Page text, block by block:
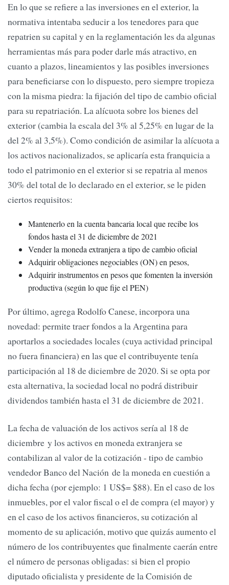
En lo que se refiere a las inversiones en el exterior, la
normativa intentaba seducir a los tenedores para que
repatrien su capital y en la reglamentación les da algunas
herramientas más para poder darle más atractivo, en
cuanto a plazos, lineamientos y las posibles inversiones
para beneficiarse con lo dispuesto, pero siempre tropieza
con la misma piedra: la fijación del tipo de cambio oficial
para su repatriación. La alícuota sobre los bienes del
exterior (cambia la escala del 3% al 5,25% en lugar de la
del 2% al 3,5%). Como condición de asimilar la alícuota a
los activos nacionalizados, se aplicaría esta franquicia a
todo el patrimonio en el exterior si se repatria al menos
30% del total de lo declarado en el exterior, se le piden
ciertos requisitos:
Mantenerlo en la cuenta bancaria local que recibe los
fondos hasta el 31 de diciembre de 2021
Vender la moneda extranjera a tipo de cambio oficial
Adquirir obligaciones negociables (ON) en pesos,
Adquirir instrumentos en pesos que fomenten la inversión
productiva (según lo que fije el PEN)
Por último, agrega Rodolfo Canese, incorpora una
novedad: permite traer fondos a la Argentina para
aportarlos a sociedades locales (cuya actividad principal
no fuera financiera) en las que el contribuyente tenía
participación al 18 de diciembre de 2020. Si se opta por
esta alternativa, la sociedad local no podrá distribuir
dividendos también hasta el 31 de diciembre de 2021.
La fecha de valuación de los activos sería al 18 de
diciembre y los activos en moneda extranjera se
contabilizan al valor de la cotización - tipo de cambio
vendedor Banco del Nación de la moneda en cuestión a
dicha fecha (por ejemplo: 1 US$= $88). En el caso de los
inmuebles, por el valor fiscal o el de compra (el mayor) y
en el caso de los activos financieros, su cotización al
momento de su aplicación, motivo que quizás aumento el
número de los contribuyentes que finalmente caerán entre
el número de personas obligadas: si bien el propio
diputado oficialista y presidente de la Comisión de